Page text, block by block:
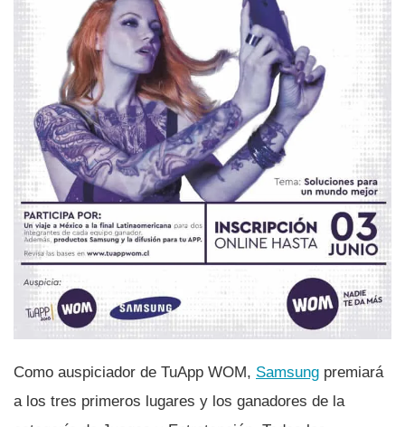
Como auspiciador de TuApp WOM, Samsung premiará
a los tres primeros lugares y los ganadores de la